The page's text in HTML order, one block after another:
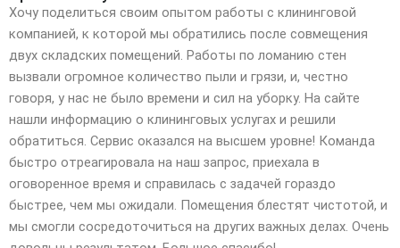
Хочу поделиться своим опытом работы с клининговой
компанией, к которой мы обратились после совмещения
двух складских помещений. Работы по ломанию стен
вызвали огромное количество пыли и грязи, и, честно
говоря, у нас не было времени и сил на уборку. На сайте
нашли информацию о клининговых услугах и решили
обратиться. Сервис оказался на высшем уровне! Команда
быстро отреагировала на наш запрос, приехала в
оговоренное время и справилась с задачей гораздо
быстрее, чем мы ожидали. Помещения блестят чистотой, и
мы смогли сосредоточиться на других важных делах. Очень